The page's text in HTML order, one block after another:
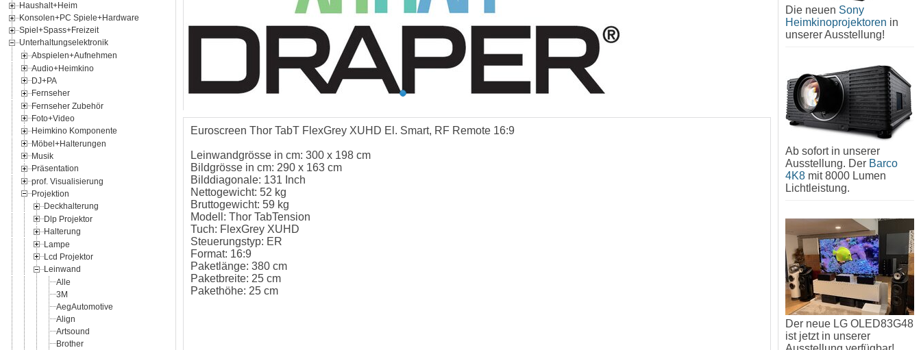
Haushalt+Heim
Konsolen+PC Spiele+Hardware
Spiel+Spass+Freizeit
Unterhaltungselektronik
Abspielen+Aufnehmen
Audio+Heimkino
DJ+PA
Fernseher
Fernseher Zubehör
Foto+Video
Heimkino Komponente
Möbel+Halterungen
Musik
Präsentation
prof. Visualisierung
Projektion
Deckhalterung
Dlp Projektor
Halterung
Lampe
Lcd Projektor
Leinwand
Alle
3M
AegAutomotive
Align
Artsound
Brother
Euroscreen Thor TabT FlexGrey XUHD El. Smart, RF Remote 16:9
Leinwandgrösse in cm: 300 x 198 cm
Bildgrösse in cm: 290 x 163 cm
Bilddiagonale: 131 Inch
Nettogewicht: 52 kg
Bruttogewicht: 59 kg
Modell: Thor TabTension
Tuch: FlexGrey XUHD
Steuerungstyp: ER
Format: 16:9
Paketlänge: 380 cm
Paketbreite: 25 cm
Pakethöhe: 25 cm
Die neuen Sony
Heimkinoprojektoren in
unserer Ausstellung!
Ab sofort in unserer
Ausstellung. Der Barco
4K8 mit 8000 Lumen
Lichtleistung.
Der neue LG OLED83G48
ist jetzt in unserer